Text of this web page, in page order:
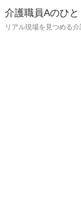
介護職員Aのひと
リアル現場を見つめる